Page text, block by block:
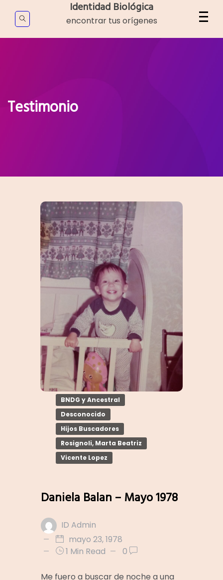
content
Identidad Biológica
encontrar tus orígenes
Testimonio
BNDG y Ancestral
Desconocido
Hijos Buscadores
Rosignoli, Marta Beatriz
Vicente Lopez
Daniela Balan – Mayo 1978
ID Admin
mayo 23, 1978
1 Min Read
0
Me fuero a buscar de noche a una